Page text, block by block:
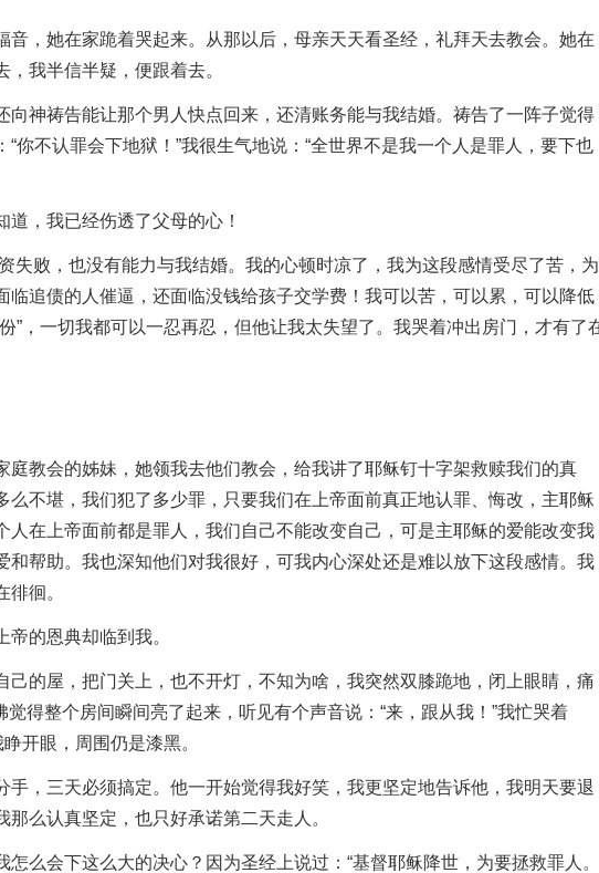
，她在家跪着哭起来。从那以后，母亲天天看圣经，礼拜天去教会。她在
我半信半疑，便跟着去。
神祷告能让那个男人快点回来，还清账务能与我结婚。祷告了一阵子觉得
你不认罪会下地狱！”我很生气地说：“全世界不是我一个人是罪人，要下也
，我已经伤透了父母的心！
败，也没有能力与我结婚。我的心顿时凉了，我为这段感情受尽了苦，为
临追债的人催逼，还面临没钱给孩子交学费！我可以苦，可以累，可以降低
”，一切我都可以一忍再忍，但他让我太失望了。我哭着冲出房门，才有了
教会的姊妹，她领我去他们教会，给我讲了耶稣钉十字架救赎我们的真
么不堪，我们犯了多少罪，只要我们在上帝面前真正地认罪、悔改，主耶稣
人在上帝面前都是罪人，我们自己不能改变自己，可是主耶稣的爱能改变我
和帮助。我也深知他们对我很好，可我内心深处还是难以放下这段感情。我
徊。
的恩典却临到我。
的屋，把门关上，也不开灯，不知为啥，我突然双膝跪地，闭上眼睛，痛
觉得整个房间瞬间亮了起来，听见有个声音说：“来，跟从我！”我忙哭着
开眼，周围仍是漆黑。
，三天必须搞定。他一开始觉得我好笑，我更坚定地告诉他，我明天要退
么认真坚定，也只好承诺第二天走人。
会下这么大的决心？因为圣经上说过：“基督耶稣降世，为要拯救罪人。